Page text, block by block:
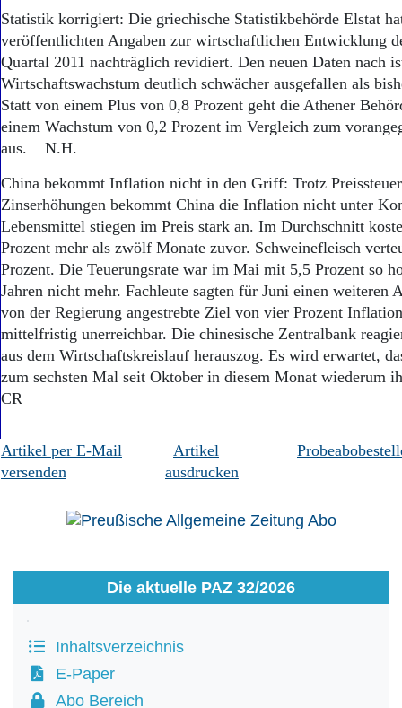
Wer wir sind
Aktuelle Ausgabe
Abonnenten-Login
Abonnent werden
Abo Prämien
Archiv
Mediadaten
Impressum
Datenschutz
Statistik korrigiert: Die griechische Statistikbehörde Elstat
veröffentlichten Angaben zur wirtschaftlichen Entwicklung
Quartal 2011 nachträglich revidiert. Den neuen Daten nach
Wirtschaftswachstum deutlich schwächer ausgefallen als
Statt von einem Plus von 0,8 Prozent geht die Athener
einem Wachstum von 0,2 Prozent im Vergleich zum
aus. N.H.
China bekommt Inflation nicht in den Griff: Trotz
Zinserhöhungen bekommt China die Inflation nicht unter
Lebensmittel stiegen im Preis stark an. Im Durchschnitt
Prozent mehr als zwölf Monate zuvor. Schweinefleisch
Prozent. Die Teuerungsrate war im Mai mit 5,5 Prozent so
Jahren nicht mehr. Fachleute sagten für Juni einen weiteren
von der Regierung angestrebte Ziel von vier Prozent
mittelfristig unerreichbar. Die chinesische Zentralbank
aus dem Wirtschaftskreislauf herauszog. Es wird erwartet,
zum sechsten Mal seit Oktober in diesem Monat wiederum
CR
Artikel per E-Mail
versenden
Artikel
ausdrucken
Die aktuelle PAZ 32/2026
Inhaltsverzeichnis
E-Paper
Abo Bereich